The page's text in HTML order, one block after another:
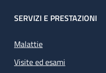
SERVIZI E PRESTAZIONI
Malattie
Visite ed esami